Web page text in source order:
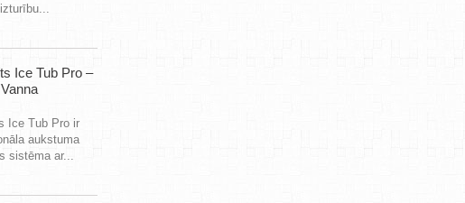
Ice Tub Pro –
Ice Tub Pro ir
aukstuma
sistēma ar...